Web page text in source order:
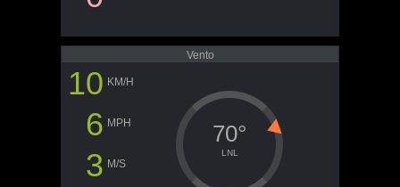
Vento
10 KM/H
6 MPH
3 M/S
70°
LNL